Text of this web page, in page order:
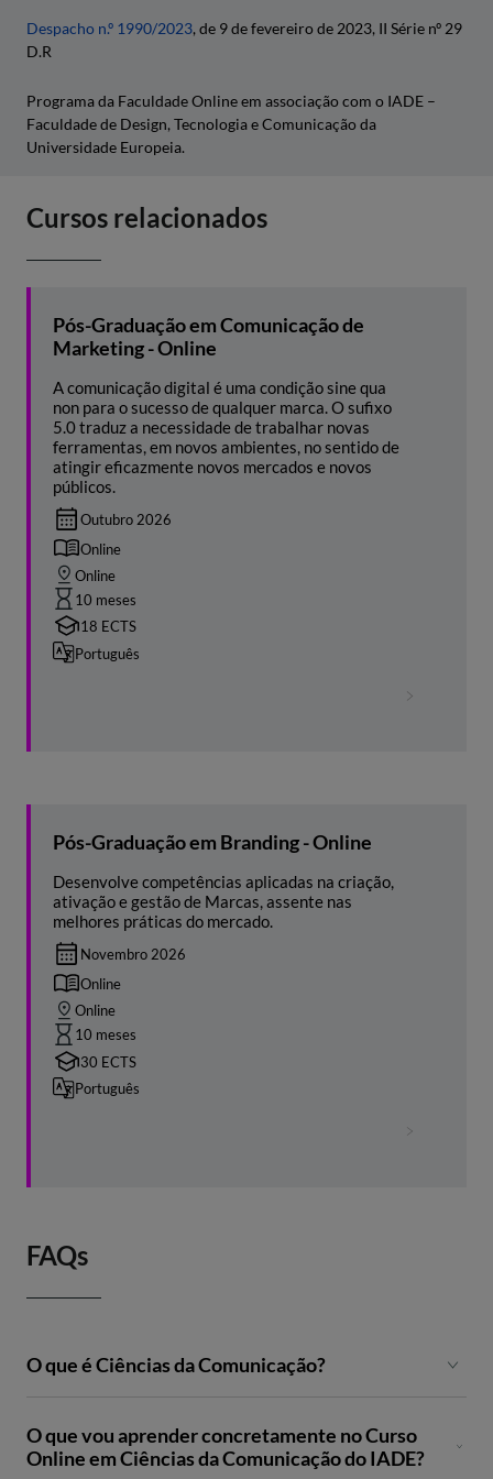
Despacho n.º 1990/2023, de 9 de fevereiro de 2023, II Série nº 29
D.R
Programa da Faculdade Online em associação com o IADE –
Faculdade de Design, Tecnologia e Comunicação da
Universidade Europeia.
Cursos relacionados
Pós-Graduação em Comunicação de
Marketing - Online
A comunicação digital é uma condição sine qua
non para o sucesso de qualquer marca. O sufixo
5.0 traduz a necessidade de trabalhar novas
ferramentas, em novos ambientes, no sentido de
atingir eficazmente novos mercados e novos
públicos.
Outubro 2026
Online
Online
10 meses
18 ECTS
Português
Pós-Graduação em Branding - Online
Desenvolve competências aplicadas na criação,
ativação e gestão de Marcas, assente nas
melhores práticas do mercado.
Novembro 2026
Online
Online
10 meses
30 ECTS
Português
FAQs
O que é Ciências da Comunicação?
Ciências da Comunicação é a área que estuda como
comunicar com eficácia em diferentes contextos: media,
redes sociais, empresas, cultura e sociedade. Envolve
O que vou aprender concretamente no Curso
Online em Ciências da Comunicação do IADE?